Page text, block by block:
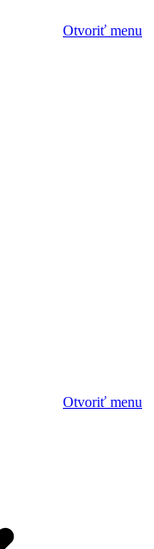
Otvoriť menu
Otvoriť menu